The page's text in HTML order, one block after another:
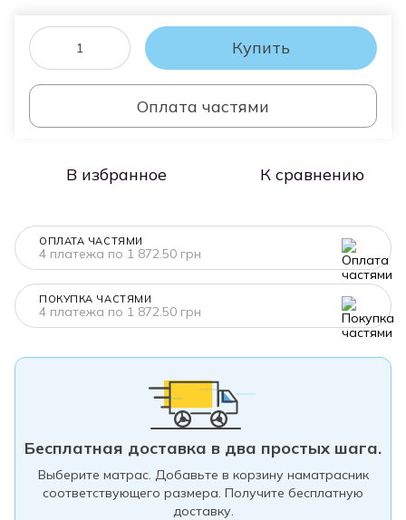
Купить
Оплата частями
В избранное К сравнению
ОПЛАТА ЧАСТЯМИ
4 платежа по 1 872.50 грн
ПОКУПКА ЧАСТЯМИ
4 платежа по 1 872.50 грн
Бесплатная доставка в два простых шага.
Выберите матрас. Добавьте в корзину наматрасник
соответствующего размера. Получите бесплатную
доставку.